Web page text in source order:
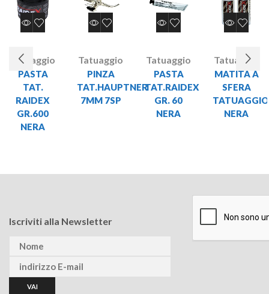
Tatuaggio
PASTA
TAT.
RAIDEX
GR.600
NERA
Tatuaggio
PINZA
TAT.HAUPTNER
7MM 7SP
Tatuaggio
PASTA
TAT.RAIDEX
GR. 60
NERA
Tatuaggio
MATITA A
SFERA
TATUAGGIO
NERA
Iscriviti alla Newsletter